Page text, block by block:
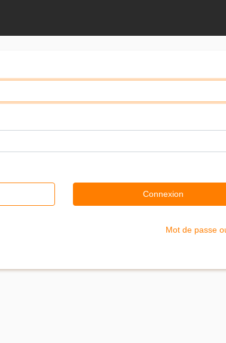
Connexion
Mot de passe